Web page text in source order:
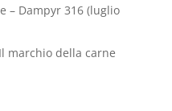
– Dampyr 316 (luglio
marchio della carne